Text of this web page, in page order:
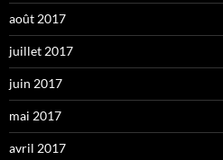
août 2017
juillet 2017
juin 2017
mai 2017
avril 2017